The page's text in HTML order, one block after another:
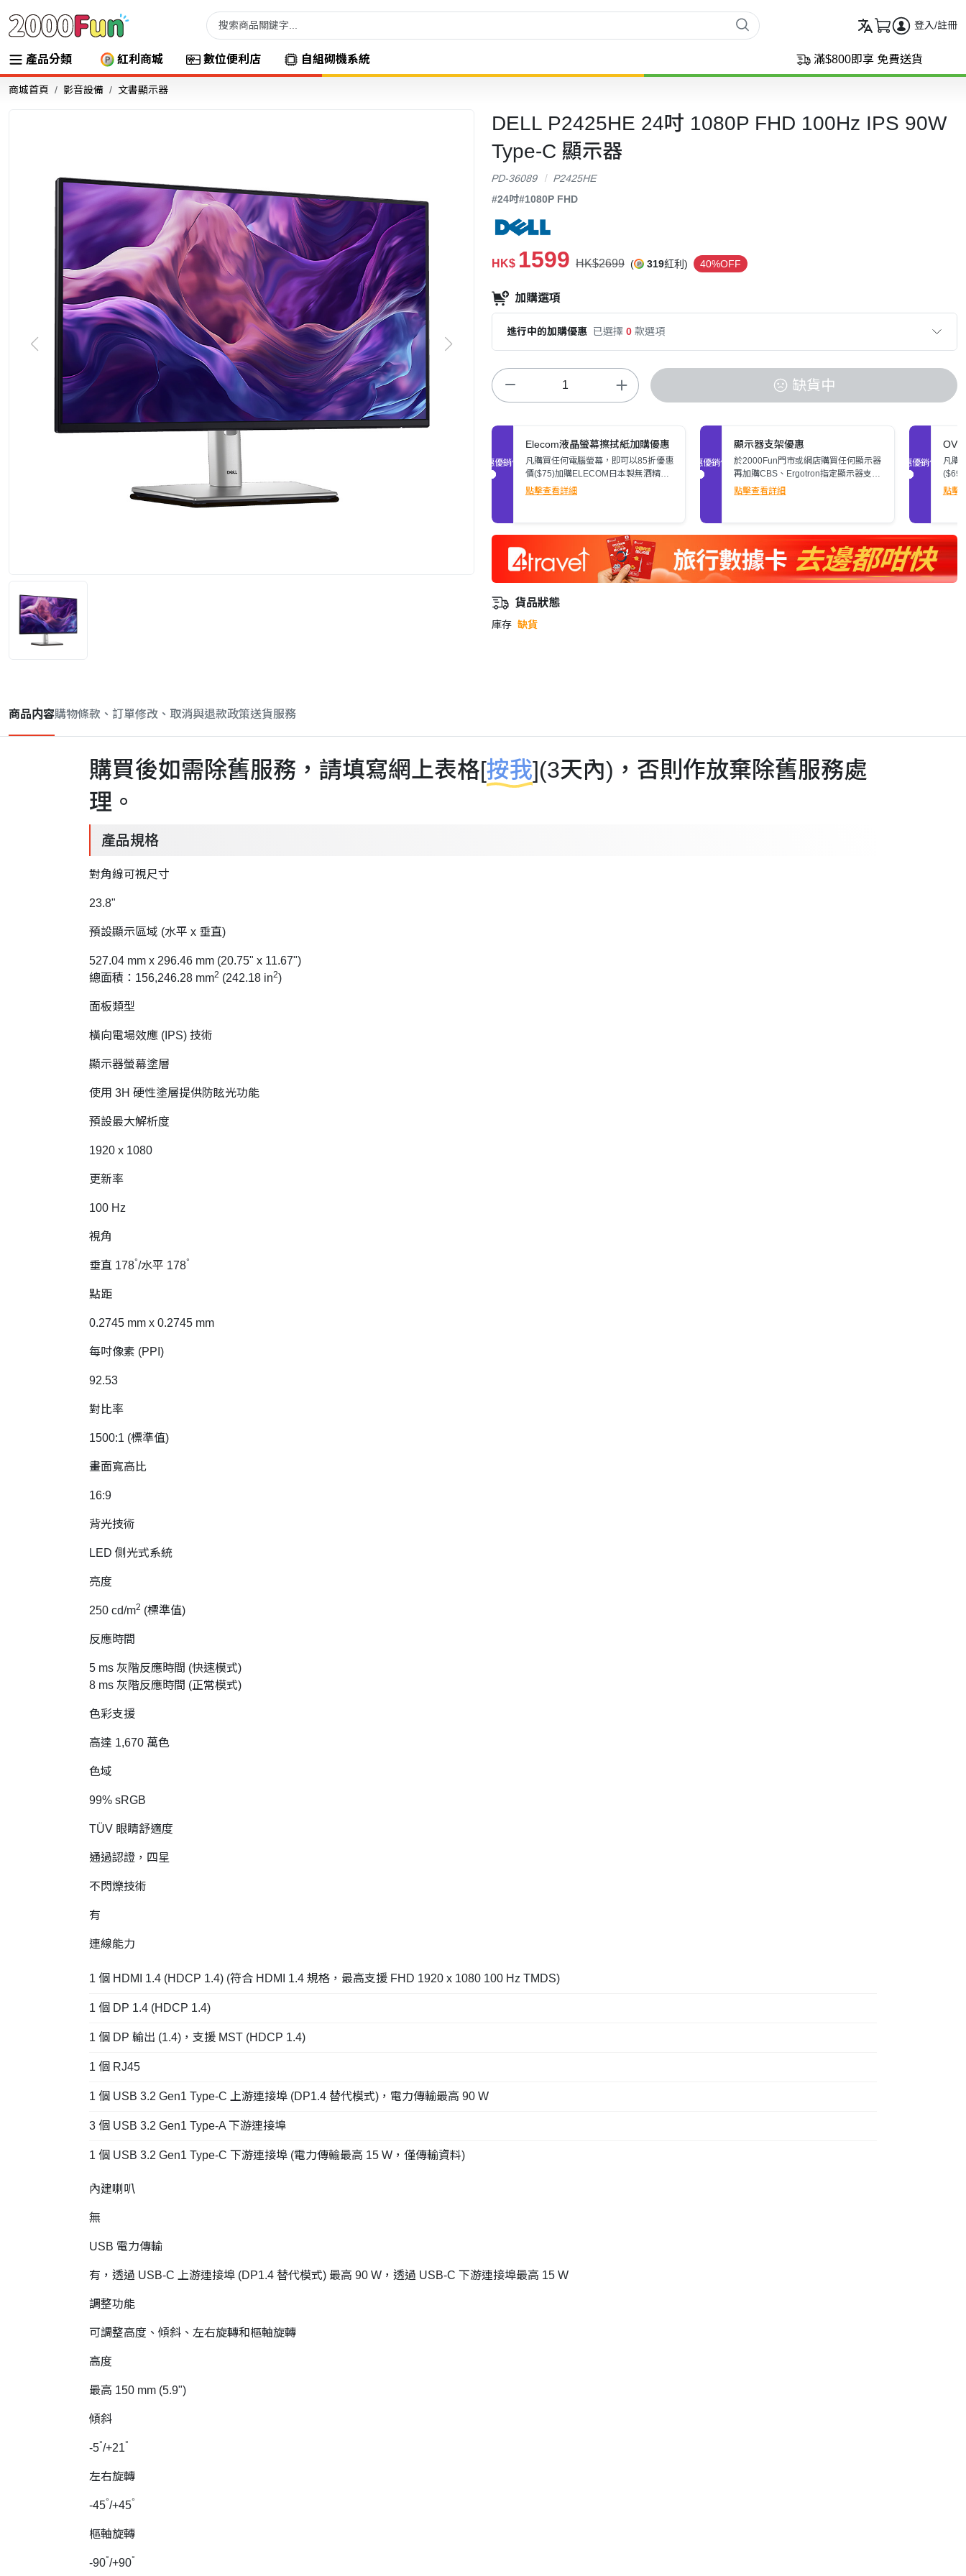
登入/註冊
產品分類 紅利商城 數位便利店 自組砌機系統 滿$800即享 免費送貨
商城首頁 影音設備 文書顯示器
DELL P2425HE 24吋 1080P FHD 100Hz IPS 90W
Type-C 顯示器
PD-36089
P2425HE
#24吋#1080P FHD
HK$ 1599 HK$2699 ( 319紅利) 40%OFF
加購選項
進行中的加購優惠 已選擇 0 款選項
缺貨中
促銷優惠
Elecom液晶螢幕擦拭紙加購優惠
凡購買任何電腦螢幕，即可以85折優惠
價($75)加購ELECOM日本製無酒精液
晶螢幕擦拭紙(80張)。
點擊查看詳細
促銷優惠
顯示器支架優惠
於2000Fun門市或網店購買任何顯示器
再加購CBS、Ergotron指定顯示器支
架，即可額外減多$200。立即了解詳
點擊查看詳細
促銷優惠
凡購
($69/
潔消
點擊
貨品狀態
庫存 缺貨
商品内容購物條款、訂單修改、取消與退款政策送貨服務
購買後如需除舊服務，請填寫網上表格[按我](3天內)，否則作放棄除舊服務處
理。
產品規格
對角線可視尺寸
23.8"
預設顯示區域 (水平 x 垂直)
527.04 mm x 296.46 mm (20.75" x 11.67")
總面積：156,246.28 mm2 (242.18 in2)
面板類型
橫向電場效應 (IPS) 技術
顯示器螢幕塗層
使用 3H 硬性塗層提供防眩光功能
預設最大解析度
1920 x 1080
更新率
100 Hz
視角
垂直 178°/水平 178°
點距
0.2745 mm x 0.2745 mm
每吋像素 (PPI)
92.53
對比率
1500:1 (標準值)
畫面寬高比
16:9
背光技術
LED 側光式系統
亮度
250 cd/m2 (標準值)
反應時間
5 ms 灰階反應時間 (快速模式)
8 ms 灰階反應時間 (正常模式)
色彩支援
高達 1,670 萬色
色域
99% sRGB
TÜV 眼睛舒適度
通過認證，四星
不閃爍技術
有
連線能力
1 個 HDMI 1.4 (HDCP 1.4) (符合 HDMI 1.4 規格，最高支援 FHD 1920 x 1080 100 Hz TMDS)
1 個 DP 1.4 (HDCP 1.4)
1 個 DP 輸出 (1.4)，支援 MST (HDCP 1.4)
1 個 RJ45
1 個 USB 3.2 Gen1 Type-C 上游連接埠 (DP1.4 替代模式)，電力傳輸最高 90 W
3 個 USB 3.2 Gen1 Type-A 下游連接埠
1 個 USB 3.2 Gen1 Type-C 下游連接埠 (電力傳輸最高 15 W，僅傳輸資料)
內建喇叭
無
USB 電力傳輸
有，透過 USB-C 上游連接埠 (DP1.4 替代模式) 最高 90 W，透過 USB-C 下游連接埠最高 15 W
調整功能
可調整高度、傾斜、左右旋轉和樞軸旋轉
高度
最高 150 mm (5.9")
傾斜
-5°/+21°
左右旋轉
-45°/+45°
樞軸旋轉
-90°/+90°